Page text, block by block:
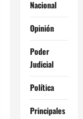
Nacional
Opinión
Poder
Judicial
Política
Principales